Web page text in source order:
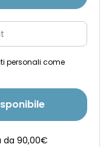
personali come
da 90,00€